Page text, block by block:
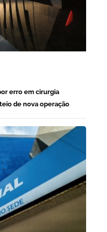
erro em cirurgia
de nova operação